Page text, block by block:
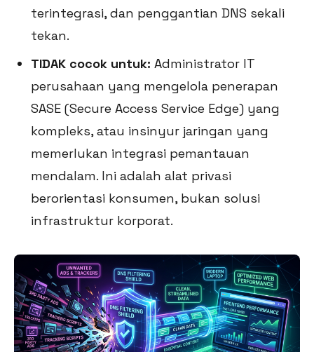
terintegrasi, dan penggantian DNS sekali
tekan.
TIDAK cocok untuk: Administrator IT
perusahaan yang mengelola penerapan
SASE (Secure Access Service Edge) yang
kompleks, atau insinyur jaringan yang
memerlukan integrasi pemantauan
mendalam. Ini adalah alat privasi
berorientasi konsumen, bukan solusi
infrastruktur korporat.